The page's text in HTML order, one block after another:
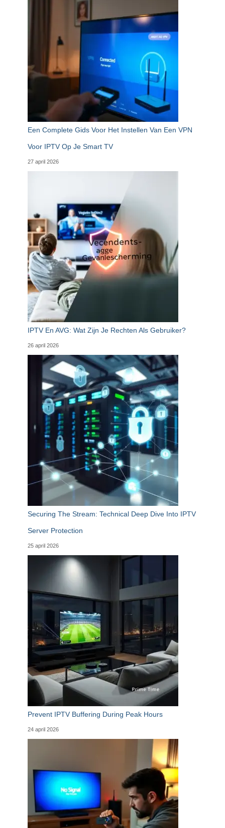
Een Complete Gids Voor Het Instellen Van Een VPN
Voor IPTV Op Je Smart TV
27 april 2026
IPTV En AVG: Wat Zijn Je Rechten Als Gebruiker?
26 april 2026
Securing The Stream: Technical Deep Dive Into IPTV
Server Protection
25 april 2026
Prevent IPTV Buffering During Peak Hours
24 april 2026